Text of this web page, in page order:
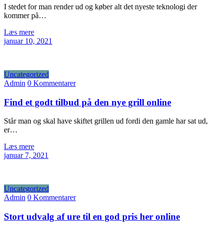
I stedet for man render ud og køber alt det nyeste teknologi der
kommer på…
Læs mere
januar 10, 2021
Uncategorized
Admin 0 Kommentarer
Find et godt tilbud på den nye grill online
Står man og skal have skiftet grillen ud fordi den gamle har sat ud,
er…
Læs mere
januar 7, 2021
Uncategorized
Admin 0 Kommentarer
Stort udvalg af ure til en god pris her online